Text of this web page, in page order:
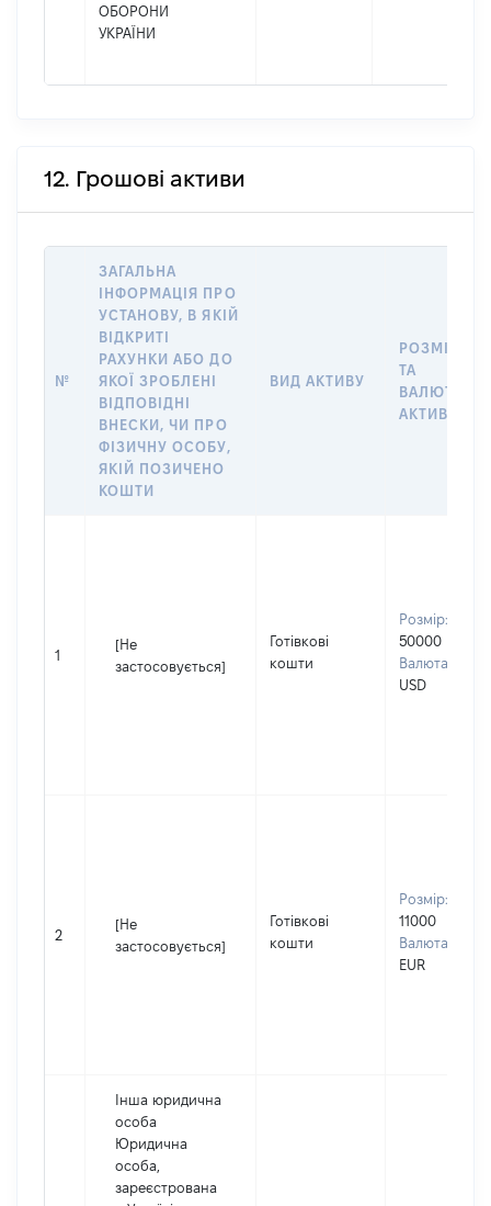
ОБОРОНИ
УКРАЇНИ
12. Грошові активи
№
ЗАГАЛЬНА
ІНФОРМАЦІЯ ПРО
УСТАНОВУ, В ЯКІЙ
ВІДКРИТІ
РАХУНКИ АБО ДО
ЯКОЇ ЗРОБЛЕНІ
ВІДПОВІДНІ
ВНЕСКИ, ЧИ ПРО
ФІЗИЧНУ ОСОБУ,
ЯКІЙ ПОЗИЧЕНО
КОШТИ
ВИД АКТИВУ
РОЗМІР
ТА
ВАЛЮТА
АКТИВУ
1
[Не
застосовується]
Готівкові
кошти
Розмір:
50000
Валюта:
USD
2
[Не
застосовується]
Готівкові
кошти
Розмір:
11000
Валюта:
EUR
Інша юридична
особа
Юридична
особа,
зареєстрована